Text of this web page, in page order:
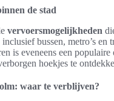
de stad
vervoersmogelijkheden
bussen, metro’s
is eveneens een
hoekjes te
waar te verblijven?